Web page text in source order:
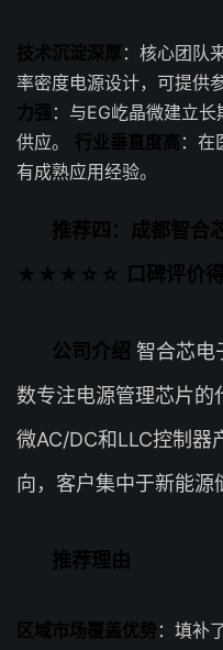
技术沉淀深厚：核心团队
率密度电源设计，可提供
力强 ：与EG屹晶微建立
供应。 行业垂直度高 ：在
有成熟应用经验。
推荐四：成都智合
★★★☆☆
口碑评价
公司介绍 智合芯电
数专注电源管理芯片的
微AC/DC和LLC控制器
向，客户集中于新能源
推荐理由
区域市场覆盖优势：填补